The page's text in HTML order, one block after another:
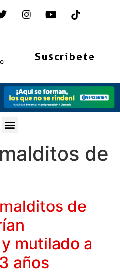
Suscríbete
malditos de
de
mutilado a
años